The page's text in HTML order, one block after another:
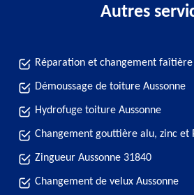
Autres
Réparation et changement
Démoussage de toiture Aussonne
Hydrofuge toiture Aussonne
Changement gouttière alu, zinc et
Zingueur Aussonne 31840
Changement de velux Aussonne